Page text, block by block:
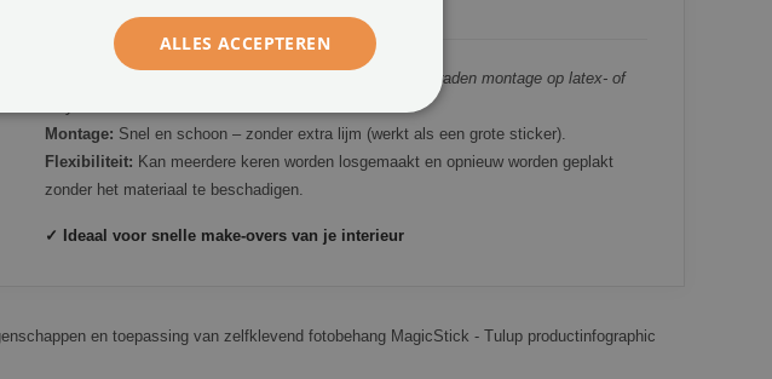
We raden montage op latex- of
Montage: Snel en schoon – zonder extra lijm (werkt als een grote sticker).
Flexibiliteit: Kan meerdere keren worden losgemaakt en opnieuw worden geplakt
zonder het materiaal te beschadigen.
✓ Ideaal voor snelle make-overs van je interieur
ALLES ACCEPTEREN